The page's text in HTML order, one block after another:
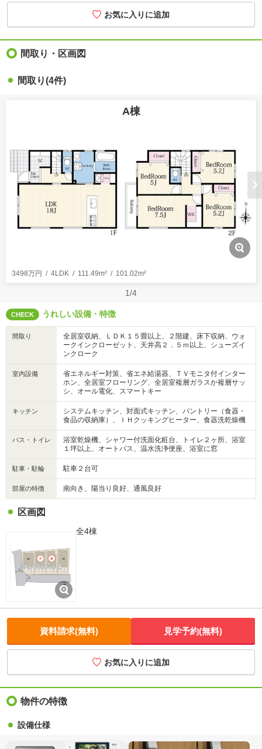
お気に入りに追加
間取り・区画図
間取り(4件)
A棟
3498万円 4LDK 111.49m² 101.02m²
1/4
CHECK うれしい設備・特徴
間取り
全居室収納、ＬＤＫ１５畳以上、２階建、床下収納、ウォ
ークインクローゼット、天井高２．５ｍ以上、シューズイ
ンクローク
室内設備
省エネルギー対策、省エネ給湯器、ＴＶモニタ付インター
ホン、全居室フローリング、全居室複層ガラスか複層サッ
シ、オール電化、スマートキー
キッチン
システムキッチン、対面式キッチン、パントリー（食器・
食品の収納庫）、ＩＨクッキングヒーター、食器洗乾燥機
バス・トイレ
浴室乾燥機、シャワー付洗面化粧台、トイレ２ヶ所、浴室
１坪以上、オートバス、温水洗浄便座、浴室に窓
駐車・駐輪 駐車２台可
部屋の特徴 南向き、陽当り良好、通風良好
区画図
全4棟
資料請求(無料) 見学予約(無料)
お気に入りに追加
物件の特徴
設備仕様